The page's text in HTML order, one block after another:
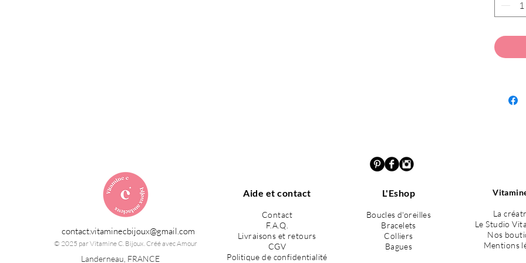
que l'on
l'atelier.
avec
pièce
contact.vitaminecbijoux@gmail.com
© 2025 par Vitamine C. Bijoux. Créé avec Amour
Landerneau, FRANCE
Aide et contact
Contact
F.A.Q.
Livraisons et retours
CGV
Politique de confidentialité
L'Eshop
Boucles d'oreilles
Bracelets
Colliers
Bagues
La
Le Studio
Nos
Mentions